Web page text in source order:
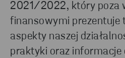
2021/2022, który poza
finansowymi prezentuje
aspekty naszej
praktyki oraz informacje